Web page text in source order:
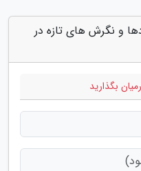
و نگرش های تازه در
بگذارید